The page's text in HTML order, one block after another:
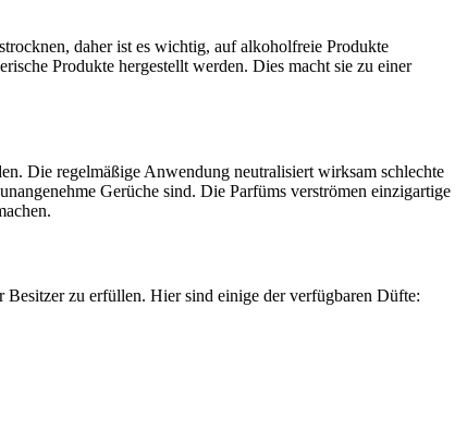
daher ist es wichtig, auf alkoholfreie Produkte
Produkte hergestellt werden. Dies macht sie zu einer
Die regelmäßige Anwendung neutralisiert wirksam schlechte
Gerüche sind. Die Parfüms verströmen einzigartige
zu erfüllen. Hier sind einige der verfügbaren Düfte: